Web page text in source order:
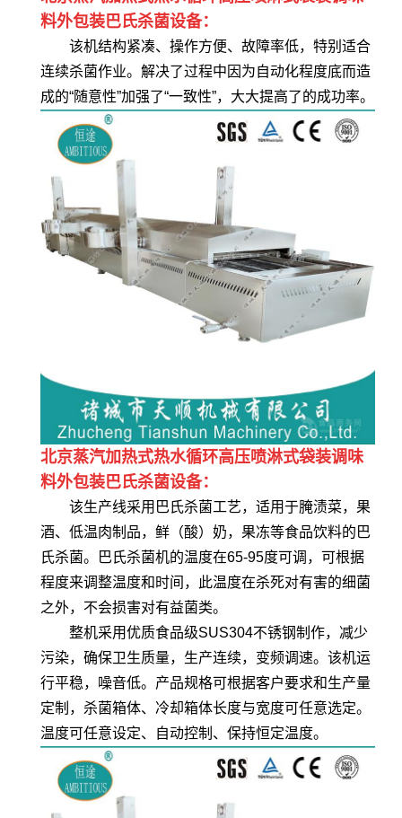
料外包装巴氏杀菌设备：
该机结构紧凑、操作方便、故障率低，特别适合
连续杀菌作业。解决了过程中因为自动化程度底而造
成的“随意性”加强了“一致性”，大大提高了的成功率。
北京蒸汽加热式热水循环高压喷淋式袋装调味
料外包装巴氏杀菌设备：
该生产线采用巴氏杀菌工艺，适用于腌渍菜，果
酒、低温肉制品，鲜（酸）奶，果冻等食品饮料的巴
氏杀菌。巴氏杀菌机的温度在65-95度可调，可根据
程度来调整温度和时间，此温度在杀死对有害的细菌
之外，不会损害对有益菌类。
整机采用优质食品级SUS304不锈钢制作，减少
污染，确保卫生质量，生产连续，变频调速。该机运
行平稳，噪音低。产品规格可根据客户要求和生产量
定制，杀菌箱体、冷却箱体长度与宽度可任意选定。
温度可任意设定、自动控制、保持恒定温度。